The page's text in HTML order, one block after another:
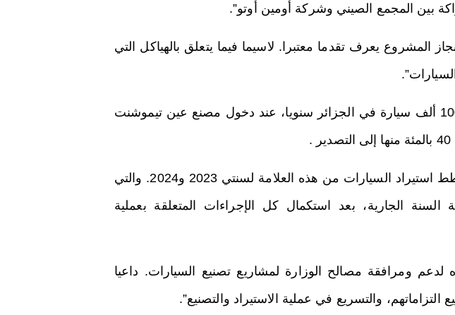
بين المجمع الصيني وشركة أومين أوتو”.
المشروع يعرف تقدما معتبرا. لاسيما فيما يتعلق بالهياكل التي
ويتطلع المجمّع الصيني إلى إنتاج 100 ألف سيارة في الجزائر سنويا، عند دخول مصنع عين تيموشنت
.
“كما تمحورت المحادثات حول مخطط استيراد السيارات من هذه العلامة لسنتي 2023 و2024. والتي
الجارية، بعد استكمال كل الإجراءات المتعلقة بعملية
لدعم ومرافقة مصالح الوزارة لمشاريع تصنيع السيارات. داعيا
والتسريع في عملية الاستيراد والتصنيع”.